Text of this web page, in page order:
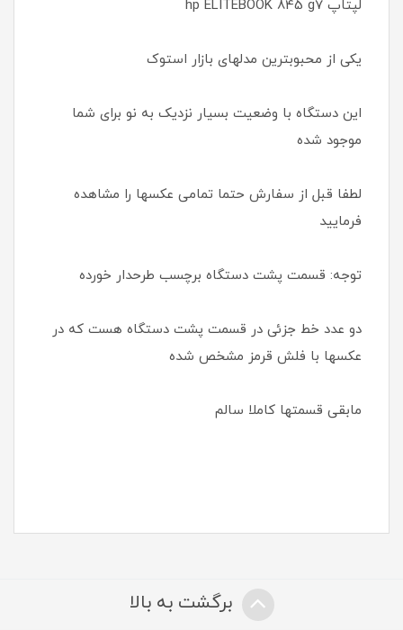
لپتاپ hp ELITEBOOK 845 g7
یکی از محبوبترین مدلهای بازار استوک
این دستگاه با وضعیت بسیار نزدیک به نو برای شما
موجود شده
لطفا قبل از سفارش حتما تمامی عکسها را مشاهده
فرمایید
توجه: قسمت پشت دستگاه برچسب طرحدار خورده
دو عدد خط جزئی در قسمت پشت دستگاه هست که در
عکسها با فلش قرمز مشخص شده
مابقی قسمتها کاملا سالم
برگشت به بالا